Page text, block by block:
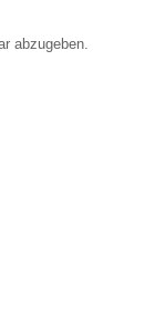
abzugeben.